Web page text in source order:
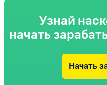
Узнай
начать
Начать